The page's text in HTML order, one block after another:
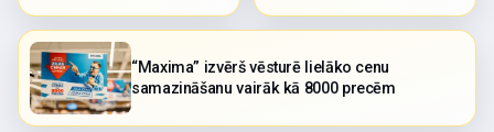
“Maxima” izvērš vēsturē lielāko cenu
samazināšanu vairāk kā 8000 precēm